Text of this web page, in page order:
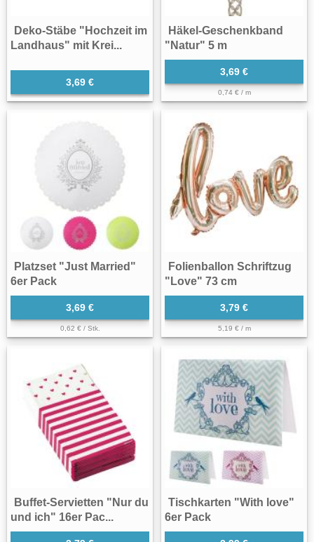
Deko-Stäbe "Hochzeit im
Landhaus" mit Krei...
3,69 €
Häkel-Geschenkband
"Natur" 5 m
3,69 €
0,74 € / m
Platzset "Just Married"
6er Pack
3,69 €
0,62 € / Stk.
Folienballon Schriftzug
"Love" 73 cm
3,79 €
5,19 € / m
Buffet-Servietten "Nur du
und ich" 16er Pac...
Tischkarten "With love"
6er Pack